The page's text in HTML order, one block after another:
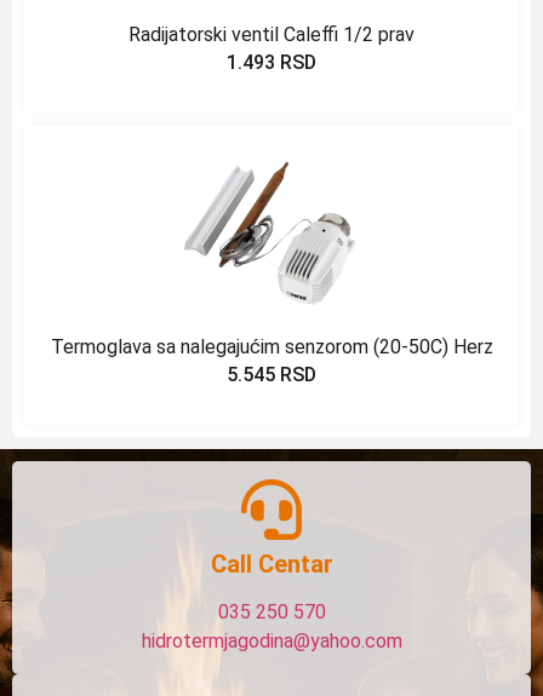
Radijatorski ventil Caleffi 1/2 prav
1.493 RSD
Termoglava sa nalegajućim senzorom (20-50C) Herz
5.545 RSD
Call Centar
035 250 570
hidrotermjagodina@yahoo.com